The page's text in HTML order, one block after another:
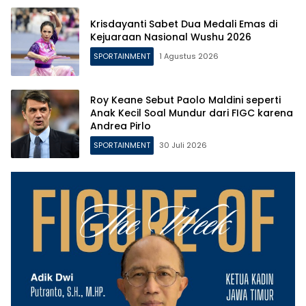
Krisdayanti Sabet Dua Medali Emas di
Kejuaraan Nasional Wushu 2026
SPORTAINMENT 1 Agustus 2026
Roy Keane Sebut Paolo Maldini seperti
Anak Kecil Soal Mundur dari FIGC karena
Andrea Pirlo
SPORTAINMENT 30 Juli 2026